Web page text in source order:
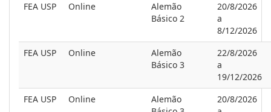
FEA USP
Online
Alemão
Básico 2
20/8/2026
a
8/12/2026
FEA USP
Online
Alemão
Básico 3
22/8/2026
a
19/12/2026
FEA USP
Online
Alemão
20/8/2026